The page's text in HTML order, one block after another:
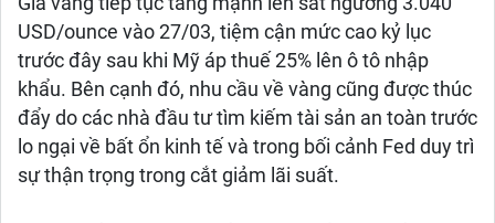
USD/ounce vào 27/03, tiệm cận mức cao kỷ lục
trước đây sau khi Mỹ áp thuế 25% lên ô tô nhập
khẩu. Bên cạnh đó, nhu cầu về vàng cũng được thúc
đẩy do các nhà đầu tư tìm kiếm tài sản an toàn trước
lo ngại về bất ổn kinh tế và trong bối cảnh Fed duy trì
sự thận trọng trong cắt giảm lãi suất.